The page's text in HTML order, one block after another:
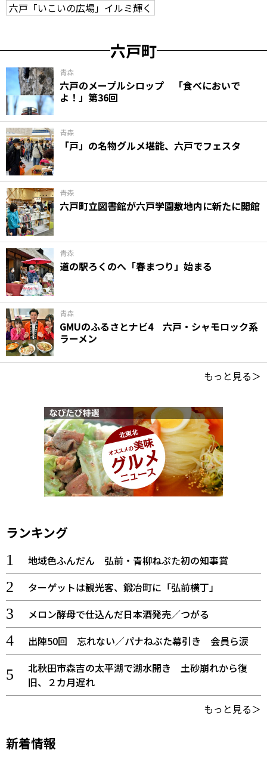
六戸「いこいの広場」イルミ輝く
六戸町
青森
六戸のメープルシロップ 「食べにおいで
よ！」第36回
青森
「戸」の名物グルメ堪能、六戸でフェスタ
青森
六戸町立図書館が六戸学園敷地内に新たに開館
青森
道の駅ろくのへ「春まつり」始まる
青森
GMUのふるさとナビ4 六戸・シャモロック系
ラーメン
もっと見る＞
ランキング
地域色ふんだん 弘前・青柳ねぷた初の知事賞
ターゲットは観光客、鍛冶町に「弘前横丁」
メロン酵母で仕込んだ日本酒発売／つがる
出陣50回 忘れない／パナねぶた幕引き 会員ら涙
北秋田市森吉の太平湖で湖水開き 土砂崩れから復
旧、２カ月遅れ
もっと見る＞
新着情報